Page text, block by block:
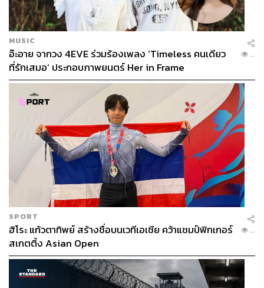
MUSIC
อ๊ะอาย จากวง 4EVE ร่วมร้องเพลง ‘Timeless คนเดียว
ที่รักเสมอ’ ประกอบภาพยนตร์ Her in Frame
...
SPORT
ฮิโระ แก้วตาทิพย์ สร้างชื่อบนเวทีเอเชีย คว้าแชมป์ฟิกเกอร์
สเกตติ้ง Asian Open
...